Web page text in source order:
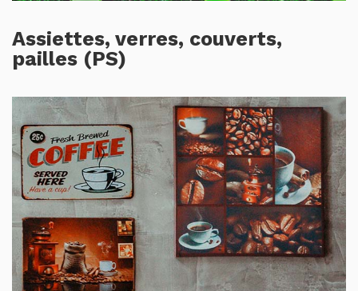
Assiettes, verres, couverts,
pailles (PS)